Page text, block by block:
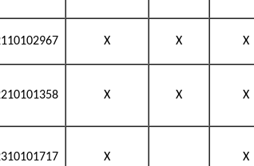
X X X
X X X
X X